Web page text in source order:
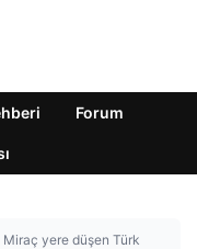
Forum
Miraç yere düşen Türk